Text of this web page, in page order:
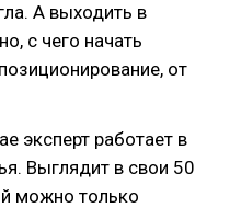
А выходить в
с чего начать
от
эксперт работает в
Выглядит в свои 50
можно только